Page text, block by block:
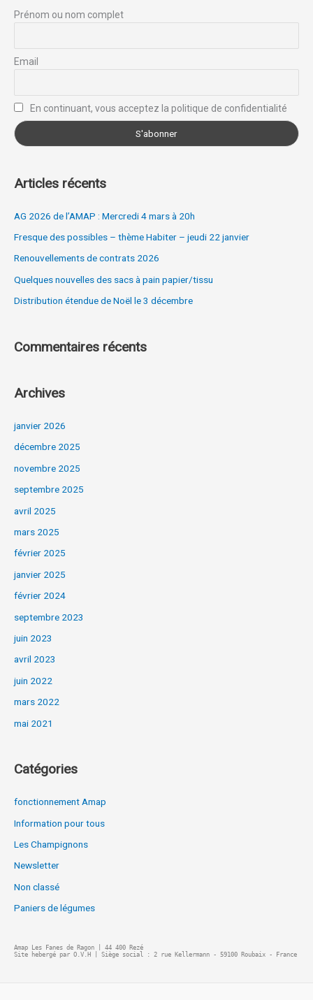
e
c
h
r
Prénom ou nom complet
Email
En continuant, vous acceptez la politique de confidentialité
Articles récents
AG 2026 de l’AMAP : Mercredi 4 mars à 20h
Fresque des possibles – thème Habiter – jeudi 22 janvier
Renouvellements de contrats 2026
Quelques nouvelles des sacs à pain papier/tissu
Distribution étendue de Noël le 3 décembre
Commentaires récents
Archives
janvier 2026
décembre 2025
novembre 2025
septembre 2025
avril 2025
mars 2025
février 2025
janvier 2025
février 2024
septembre 2023
juin 2023
avril 2023
juin 2022
mars 2022
mai 2021
Catégories
fonctionnement Amap
Information pour tous
Les Champignons
Newsletter
Non classé
Paniers de légumes
Amap Les Fanes de Ragon | 44 400 Rezé
Site hebergé par O.V.H | Siège social : 2 rue Kellermann - 59100 Roubaix - France